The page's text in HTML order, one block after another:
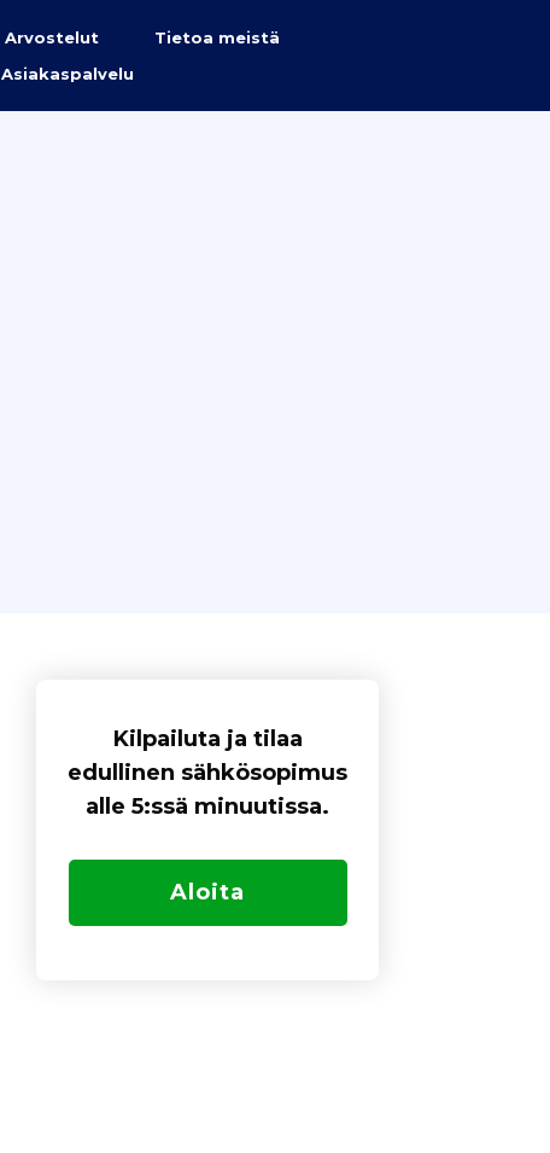
Arvostelut
Tietoa meistä
Asiakaspalvelu
Kilpailuta ja tilaa
edullinen sähkösopimus
alle 5:ssä minuutissa.
Aloita